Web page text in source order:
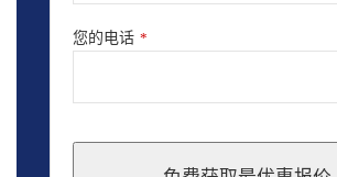
您的电话 *